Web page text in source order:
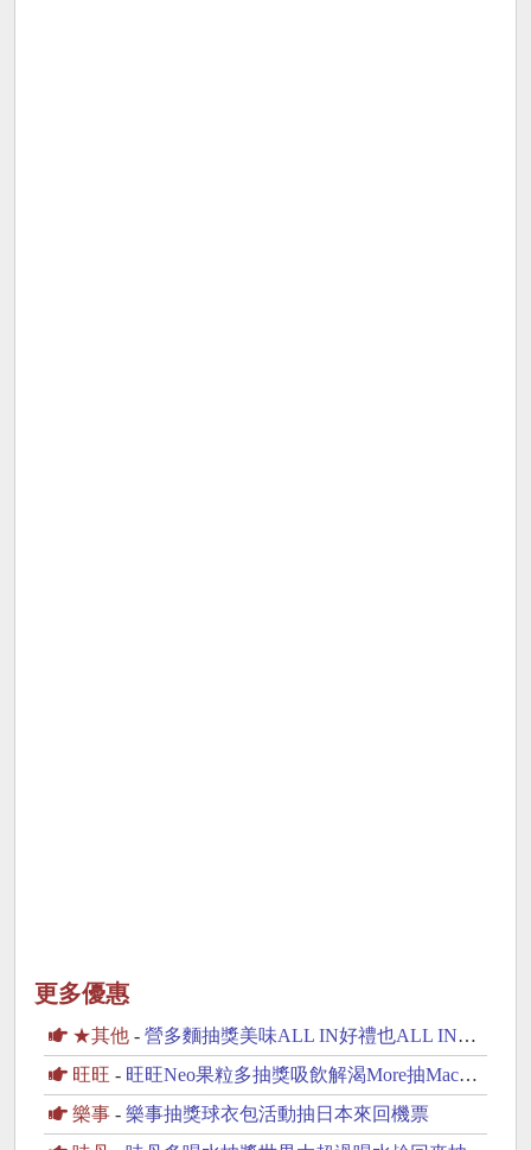
更多優惠
★其他 - 營多麵抽獎美味ALL IN好禮也ALL IN抽iPhone17
旺旺 - 旺旺Neo果粒多抽獎吸飲解渴More抽MacBook Neo
樂事 - 樂事抽獎球衣包活動抽日本來回機票